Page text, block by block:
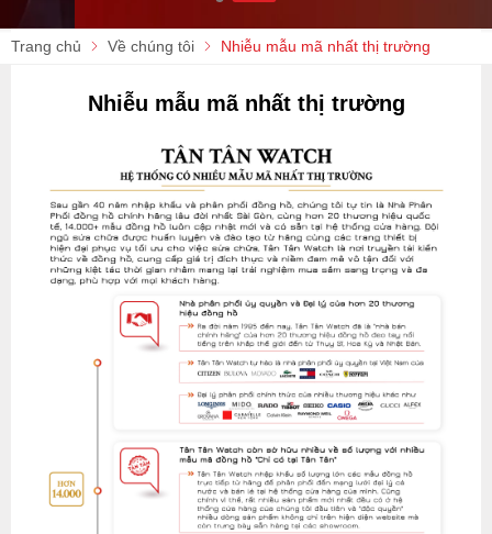
Trang chủ Về chúng tôi Nhiễu mẫu mã nhất thị trường
Nhiễu mẫu mã nhất thị trường